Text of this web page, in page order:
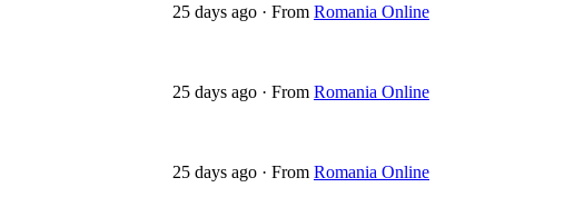
25 days ago · From Romania Online
25 days ago · From Romania Online
25 days ago · From Romania Online